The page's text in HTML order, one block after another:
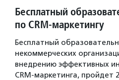
Бесплатный
по CRM-маркетингу
Бесплатный
некоммерческих
внедрению эффективных
CRM-маркетинга, пройдет